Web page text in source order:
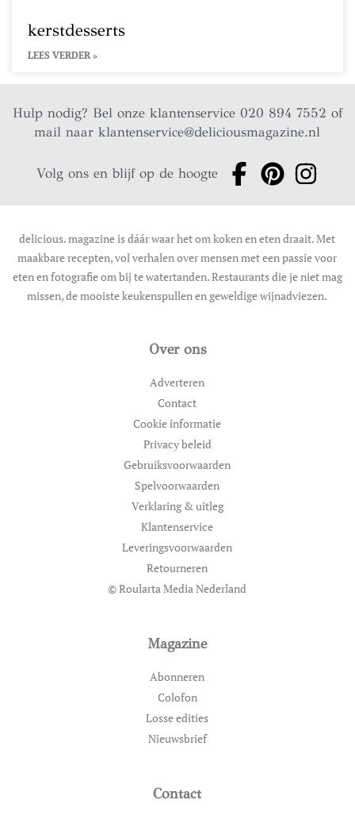
kerstdesserts
LEES VERDER »
Hulp nodig? Bel onze klantenservice 020 894 7552 of
mail naarklantenservice@deliciousmagazine.nl
Volg ons en blijf op de hoogte
delicious. magazine is dáár waar het om koken en eten draait. Met
maakbare recepten, vol verhalen over mensen met een passie voor
eten en fotografie om bij te watertanden. Restaurants die je niet mag
missen, de mooiste keukenspullen en geweldige wijnadviezen.
Over ons
Adverteren
Contact
Cookie informatie
Privacy beleid
Gebruiksvoorwaarden
Spelvoorwaarden
Verklaring & uitleg
Klantenservice
Leveringsvoorwaarden
Retourneren
© Roularta Media Nederland
Magazine
Abonneren
Colofon
Losse edities
Nieuwsbrief
Contact